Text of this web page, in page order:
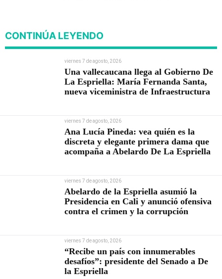
CONTINÚA LEYENDO
viernes 7 de agosto, 2026
Una vallecaucana llega al Gobierno De
La Espriella: María Fernanda Santa,
nueva viceministra de Infraestructura
viernes 7 de agosto, 2026
Ana Lucía Pineda: vea quién es la
discreta y elegante primera dama que
acompaña a Abelardo De La Espriella
viernes 7 de agosto, 2026
Abelardo de la Espriella asumió la
Presidencia en Cali y anunció ofensiva
contra el crimen y la corrupción
viernes 7 de agosto, 2026
“Recibe un país con innumerables
desafíos”: presidente del Senado a De
la Espriella